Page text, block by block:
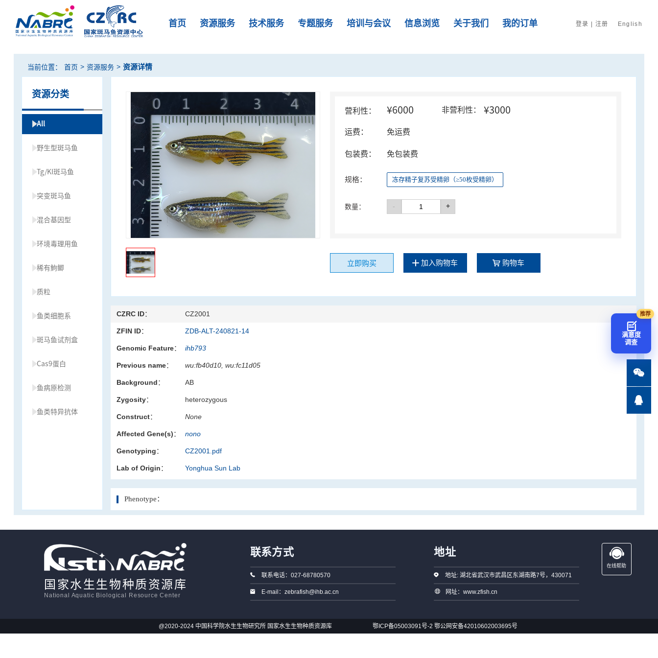
首页 资源服务 技术服务 专题服务 培训与会议 信息浏览 关于我们 我的订单 登录 | 注册 English
当前位置： 首页 > 资源服务 > 资源详情
资源分类
All
野生型斑马鱼
Tg/KI斑马鱼
突变斑马鱼
混合基因型
环境毒理用鱼
稀有鮈鲫
质粒
鱼类细胞系
斑马鱼试剂盒
Cas9蛋白
鱼病原检测
鱼类特异抗体
营利性： ¥6000 非营利性： ¥3000
运费： 免运费
包装费： 免包装费
规格： 冻存精子复苏受精卵（≥50枚受精卵）
数量： - +
立即购买 加入购物车 购物车
CZRC ID： CZ2001
ZFIN ID： ZDB-ALT-240821-14
Genomic Feature： ihb793
Previous name： wu:fb40d10, wu:fc11d05
Background： AB
Zygosity： heterozygous
Construct： None
Affected Gene(s)： nono
Genotyping： CZ2001.pdf
Lab of Origin： Yonghua Sun Lab
Phenotype：
国家水生生物种质资源库
National Aquatic Biological Resource Center
联系方式
联系电话：027-68780570
E-mail：zebrafish@ihb.ac.cn
地址
地址: 湖北省武汉市武昌区东湖南路7号，430071
网址：www.zfish.cn
在线帮助
@2020-2024 中国科学院水生生物研究所 国家水生生物种质资源库 鄂ICP备05003091号-2 鄂公网安备42010602003695号
满意度
调查

